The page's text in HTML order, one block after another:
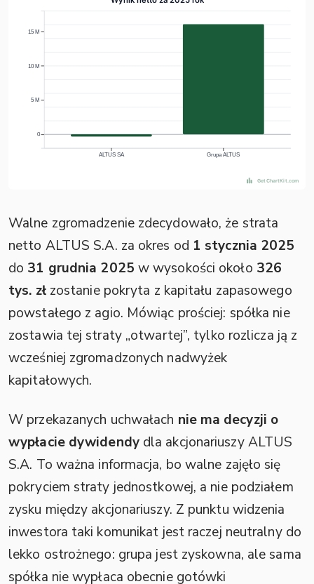
Walne zgromadzenie zdecydowało, że strata
netto ALTUS S.A. za okres od 1 stycznia 2025
do 31 grudnia 2025 w wysokości około 326
tys. złzostanie pokryta z kapitału zapasowego
powstałego z agio. Mówiąc prościej: spółka nie
zostawia tej straty „otwartej”, tylko rozlicza ją z
wcześniej zgromadzonych nadwyżek
kapitałowych.
W przekazanych uchwałach nie ma decyzji o
wypłacie dywidendydla akcjonariuszy ALTUS
S.A. To ważna informacja, bo walne zajęło się
pokryciem straty jednostkowej, a nie podziałem
zysku między akcjonariuszy. Z punktu widzenia
inwestora taki komunikat jest raczej neutralny do
lekko ostrożnego: grupa jest zyskowna, ale sama
spółka nie wypłaca obecnie gotówki